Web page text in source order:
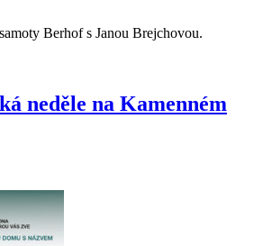
Berhof s Janou Brejchovou.
neděle na Kamenném